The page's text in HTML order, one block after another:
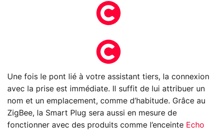
Une fois le pont lié à votre assistant tiers, la connexion
avec la prise est immédiate. Il suffit de lui attribuer un
nom et un emplacement, comme d’habitude. Grâce au
ZigBee, la Smart Plug sera aussi en mesure de
fonctionner avec des produits comme l’enceinte Echo